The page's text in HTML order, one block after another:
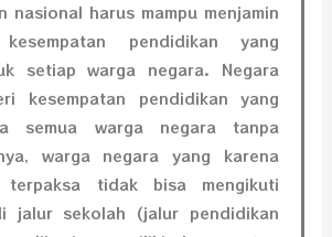
nasional harus mampu menjamin
kesempatan pendidikan yang
setiap warga negara. Negara
kesempatan pendidikan yang
semua warga negara tanpa
warga negara yang karena
tidak bisa mengikuti
jalur sekolah (jalur pendidikan